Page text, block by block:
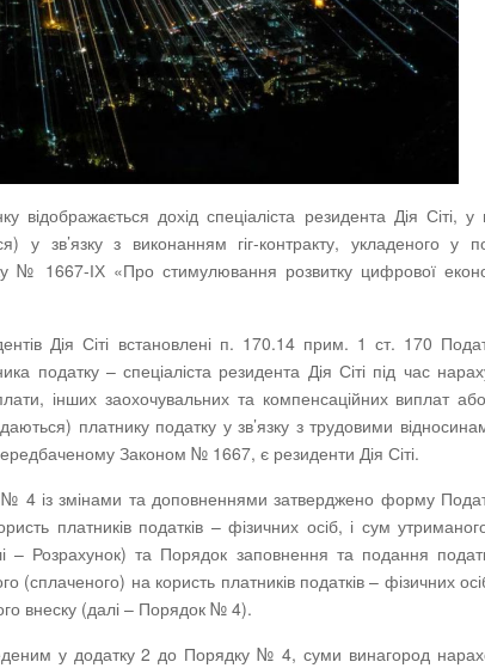
дохід спеціаліста резидента Дія Сіті, у
у зв’язку з виконанням гіг-контракту, укладеного у
№ 1667-ІХ «Про стимулювання розвитку цифрової
Дія Сіті встановлені п. 170.14 прим. 1 ст. 170
податку – спеціаліста резидента Дія Сіті під час
інших заохочувальних та компенсаційних виплат
платнику податку у зв’язку з трудовими
Законом № 1667, є резиденти Дія Сіті.
№ 4 із змінами та доповненнями затверджено форму
платників податків – фізичних осіб, і сум
– Розрахунок) та Порядок заповнення та подання
на користь платників податків – фізичних
внеску (далі – Порядок № 4).
у додатку 2 до Порядку № 4, суми винагород